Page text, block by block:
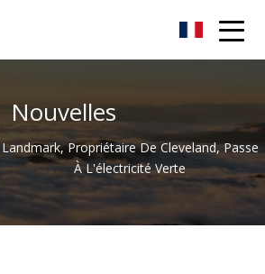
Nouvelles
Landmark, Propriétaire De Cleveland, Passe
À L'électricité Verte